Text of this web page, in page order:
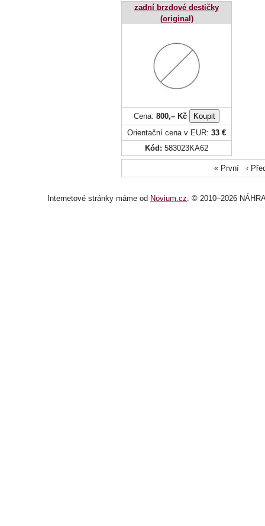
zadní brzdové destičky
(original)
Cena: 800,– Kč
Orientační cena v EUR: 33 €
Kód: 583023KA62
« První ‹
Internetové stránky máme od Novium.cz. © 2010–2026